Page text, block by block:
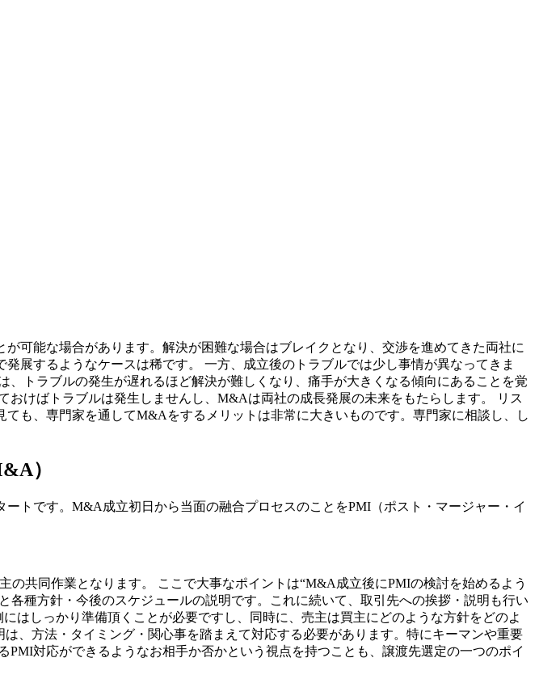
可能な場合があります。解決が困難な場合はブレイクとなり、交渉を進めてきた両社に
展するようなケースは稀です。 一方、成立後のトラブルでは少し事情が異なってきま
トラブルの発生が遅れるほど解決が難しくなり、痛手が大きくなる傾向にあることを覚
けばトラブルは発生しませんし、M&Aは両社の成長発展の未来をもたらします。 リス
も、専門家を通してM&Aをするメリットは非常に大きいものです。専門家に相談し、し
）
です。M&A成立初日から当面の融合プロセスのことをPMI（ポスト・マージャー・イ
共同作業となります。 ここで大事なポイントは“M&A成立後にPMIの検討を始めるよう
種方針・今後のスケジュールの説明です。これに続いて、取引先への挨拶・説明も行い
はしっかり準備頂くことが必要ですし、同時に、売主は買主にどのような方針をどのよ
、方法・タイミング・関心事を踏まえて対応する必要があります。特にキーマンや重要
対応ができるようなお相手か否かという視点を持つことも、譲渡先選定の一つのポイ